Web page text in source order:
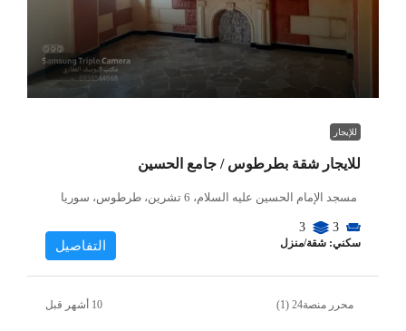
للإيجار
للايجار شقة بطرطوس / جامع الحسين
مسجد الإمام الحسين عليه السلام، 6 تشرين، طرطوس، سوريا
3
3
سكني: شقة/منزل التفاصيل
محرر منصة24 (1)